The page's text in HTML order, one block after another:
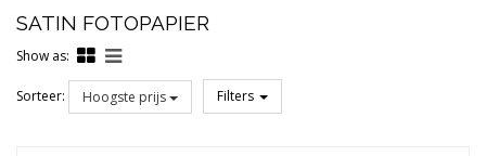
SATIN FOTOPAPIER
Show as:
Sorteer: Hoogste prijs Filters